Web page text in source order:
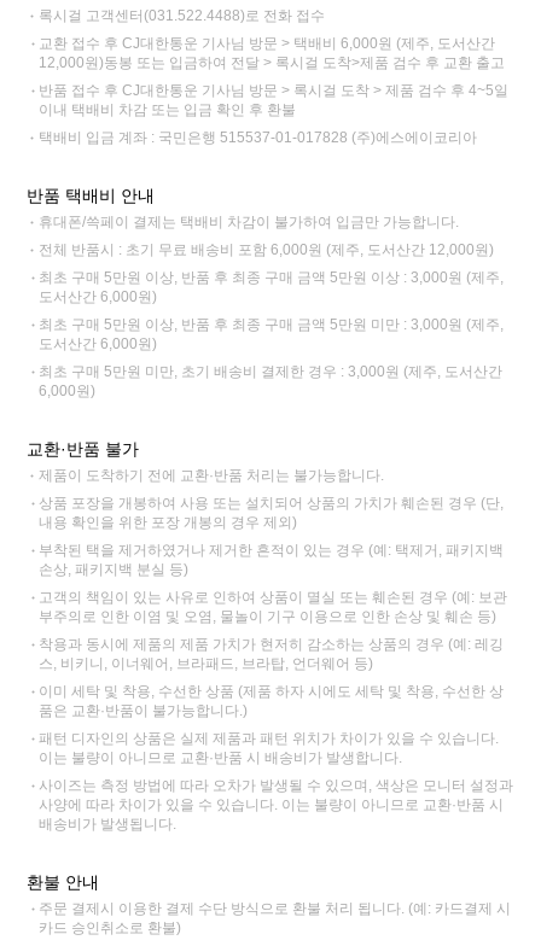
록시걸 고객센터(031.522.4488)로 전화 접수
교환 접수 후 CJ대한통운 기사님 방문 > 택배비 6,000원 (제주, 도서산간
12,000원)동봉 또는 입금하여 전달 > 록시걸 도착>제품 검수 후 교환 출고
반품 접수 후 CJ대한통운 기사님 방문 > 록시걸 도착 > 제품 검수 후 4~5일
이내 택배비 차감 또는 입금 확인 후 환불
택배비 입금 계좌 : 국민은행 515537-01-017828 (주)에스에이코리아
반품 택배비 안내
휴대폰/쓱페이 결제는 택배비 차감이 불가하여 입금만 가능합니다.
전체 반품시 : 초기 무료 배송비 포함 6,000원 (제주, 도서산간 12,000원)
최초 구매 5만원 이상, 반품 후 최종 구매 금액 5만원 이상 : 3,000원 (제주,
도서산간 6,000원)
최초 구매 5만원 이상, 반품 후 최종 구매 금액 5만원 미만 : 3,000원 (제주,
도서산간 6,000원)
최초 구매 5만원 미만, 초기 배송비 결제한 경우 : 3,000원 (제주, 도서산간
6,000원)
교환·반품 불가
제품이 도착하기 전에 교환·반품 처리는 불가능합니다.
상품 포장을 개봉하여 사용 또는 설치되어 상품의 가치가 훼손된 경우 (단,
내용 확인을 위한 포장 개봉의 경우 제외)
부착된 택을 제거하였거나 제거한 흔적이 있는 경우 (예: 택제거, 패키지백
손상, 패키지백 분실 등)
고객의 책임이 있는 사유로 인하여 상품이 멸실 또는 훼손된 경우 (예: 보관
부주의로 인한 이염 및 오염, 물놀이 기구 이용으로 인한 손상 및 훼손 등)
착용과 동시에 제품의 제품 가치가 현저히 감소하는 상품의 경우 (예: 레깅
스, 비키니, 이너웨어, 브라패드, 브라탑, 언더웨어 등)
이미 세탁 및 착용, 수선한 상품 (제품 하자 시에도 세탁 및 착용, 수선한 상
품은 교환·반품이 불가능합니다.)
패턴 디자인의 상품은 실제 제품과 패턴 위치가 차이가 있을 수 있습니다.
이는 불량이 아니므로 교환·반품 시 배송비가 발생합니다.
사이즈는 측정 방법에 따라 오차가 발생될 수 있으며, 색상은 모니터 설정과
사양에 따라 차이가 있을 수 있습니다. 이는 불량이 아니므로 교환·반품 시
배송비가 발생됩니다.
환불 안내
주문 결제시 이용한 결제 수단 방식으로 환불 처리 됩니다. (예: 카드결제 시
카드 승인취소로 환불)